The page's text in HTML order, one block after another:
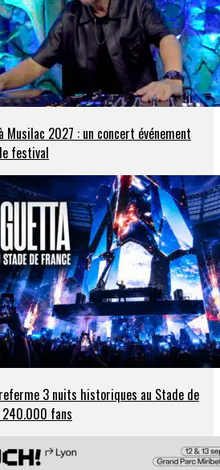
Musilac 2027 : un concert événement
festival
3 nuits historiques au Stade de
240.000 fans